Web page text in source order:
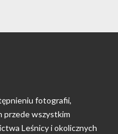
fotografii,
przede wszystkim
Leśnicy i okolicznych